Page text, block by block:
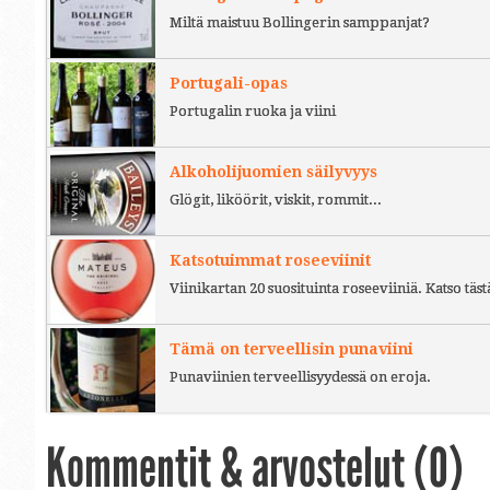
Miltä maistuu Bollingerin samppanjat?
Portugali-opas
Portugalin ruoka ja viini
Alkoholijuomien säilyvyys
Glögit, liköörit, viskit, rommit...
Katsotuimmat roseeviinit
Viinikartan 20 suosituinta roseeviiniä. Katso
Tämä on terveellisin punaviini
Punaviinien terveellisyydessä on eroja.
Kommentit & arvostelut (0)